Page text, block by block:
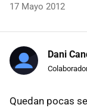
17 Mayo 2012
Dani
Quedan pocas